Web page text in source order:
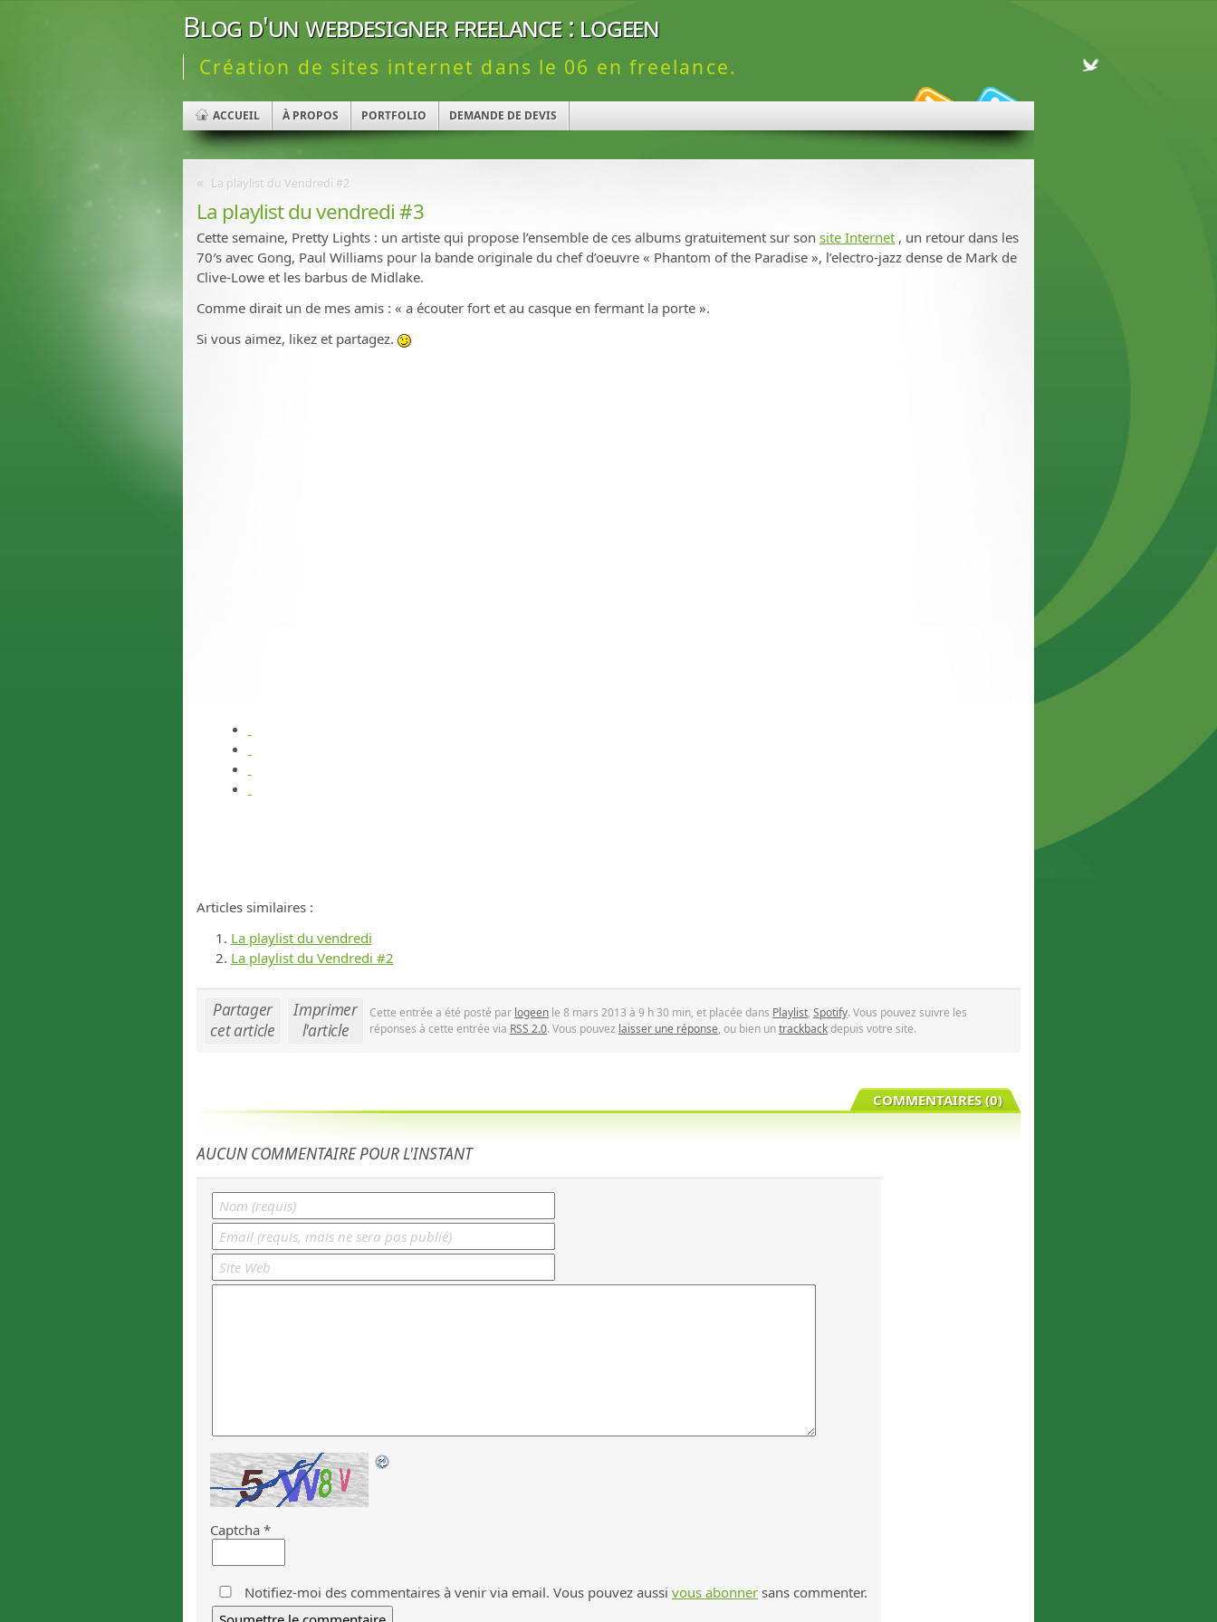
Blog d'un webdesigner freelance : logeen
Création de sites internet dans le 06 en freelance.
ACCUEIL À PROPOS PORTFOLIO DEMANDE DE DEVIS
« La playlist du Vendredi #2
La playlist du vendredi #3
Cette semaine, Pretty Lights : un artiste qui propose l’ensemble de ces albums gratuitement sur son site Internet , un retour dans les
70′s avec Gong, Paul Williams pour la bande originale du chef d’oeuvre « Phantom of the Paradise », l’electro-jazz dense de Mark de
Clive-Lowe et les barbus de Midlake.
Comme dirait un de mes amis : « a écouter fort et au casque en fermant la porte ».
Si vous aimez, likez et partagez.
Articles similaires :
La playlist du vendredi
La playlist du Vendredi #2
Partager
cet article
Imprimer
l'article
Cette entrée a été posté par logeen le 8 mars 2013 à 9 h 30 min, et placée dans Playlist, Spotify. Vous pouvez suivre les
réponses à cette entrée via RSS 2.0. Vous pouvez laisser une réponse, ou bien untrackbackdepuis votre site.
COMMENTAIRES (0)
AUCUN COMMENTAIRE POUR L'INSTANT
Captcha *
Notifiez-moi des commentaires à venir via email. Vous pouvez aussi vous abonner sans commenter.